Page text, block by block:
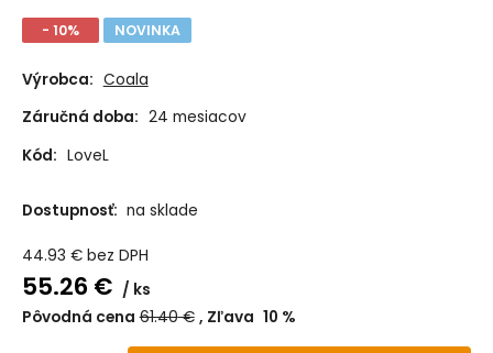
- 10% NOVINKA
Výrobca: Coala
Záručná doba: 24 mesiacov
Kód: LoveL
Dostupnosť: na sklade
44.93 € bez DPH
55.26 €
ks
Pôvodná cena 61.40€ Zľava 10 %